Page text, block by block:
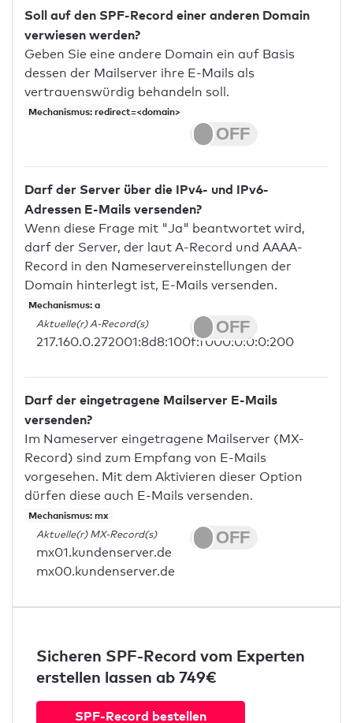
Soll auf den SPF-Record einer anderen Domain
verwiesen werden?
Geben Sie eine andere Domain ein auf Basis
dessen der Mailserver ihre E-Mails als
vertrauenswürdig behandeln soll.
Mechanismus: redirect=<domain>
Darf der Server über die IPv4- und IPv6-
Adressen E-Mails versenden?
Wenn diese Frage mit "Ja" beantwortet wird,
darf der Server, der laut A-Record und AAAA-
Record in den Nameservereinstellungen der
Domain hinterlegt ist, E-Mails versenden.
Mechanismus: a
Aktuelle(r) A-Record(s)
217.160.0.272001:8d8:100f:f000:0:0:0:200
Darf der eingetragene Mailserver E-Mails
versenden?
Im Nameserver eingetragene Mailserver (MX-
Record) sind zum Empfang von E-Mails
vorgesehen. Mit dem Aktivieren dieser Option
dürfen diese auch E-Mails versenden.
Mechanismus: mx
Aktuelle(r) MX-Record(s)
mx01.kundenserver.de
mx00.kundenserver.de
Sicheren SPF-Record vom Experten
erstellen lassen ab 749€
SPF-Record bestellen